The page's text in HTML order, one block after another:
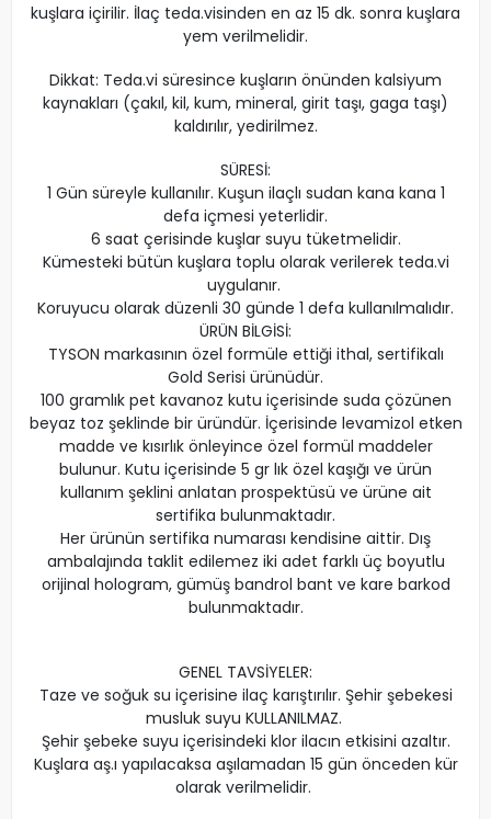
kuşlara içirilir. İlaç teda.visinden en az 15 dk. sonra kuşlara
yem verilmelidir.
Dikkat: Teda.vi süresince kuşların önünden kalsiyum
kaynakları (çakıl, kil, kum, mineral, girit taşı, gaga taşı)
kaldırılır, yedirilmez.
SÜRESİ:
1 Gün süreyle kullanılır. Kuşun ilaçlı sudan kana kana 1
defa içmesi yeterlidir.
6 saat çerisinde kuşlar suyu tüketmelidir.
Kümesteki bütün kuşlara toplu olarak verilerek teda.vi
uygulanır.
Koruyucu olarak düzenli 30 günde 1 defa kullanılmalıdır.
ÜRÜN BİLGİSİ:
TYSON markasının özel formüle ettiği ithal, sertifikalı
Gold Serisi ürünüdür.
100 gramlık pet kavanoz kutu içerisinde suda çözünen
beyaz toz şeklinde bir üründür. İçerisinde levamizol etken
madde ve kısırlık önleyince özel formül maddeler
bulunur. Kutu içerisinde 5 gr lık özel kaşığı ve ürün
kullanım şeklini anlatan prospektüsü ve ürüne ait
sertifika bulunmaktadır.
Her ürünün sertifika numarası kendisine aittir. Dış
ambalajında taklit edilemez iki adet farklı üç boyutlu
orijinal hologram, gümüş bandrol bant ve kare barkod
bulunmaktadır.
GENEL TAVSİYELER:
Taze ve soğuk su içerisine ilaç karıştırılır. Şehir şebekesi
musluk suyu KULLANILMAZ.
Şehir şebeke suyu içerisindeki klor ilacın etkisini azaltır.
Kuşlara aş.ı yapılacaksa aşılamadan 15 gün önceden kür
olarak verilmelidir.